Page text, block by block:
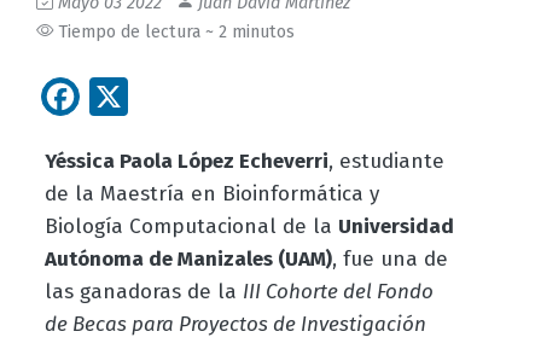
Tiempo de lectura ~ 2 minutos
Facebook
Yéssica Paola López Echeverri, estudiante
de la Maestría en Bioinformática y
Biología Computacional de la Universidad
Autónoma de Manizales (UAM), fue una de
las ganadoras de la III Cohorte del Fondo
de Becas para Proyectos de Investigación